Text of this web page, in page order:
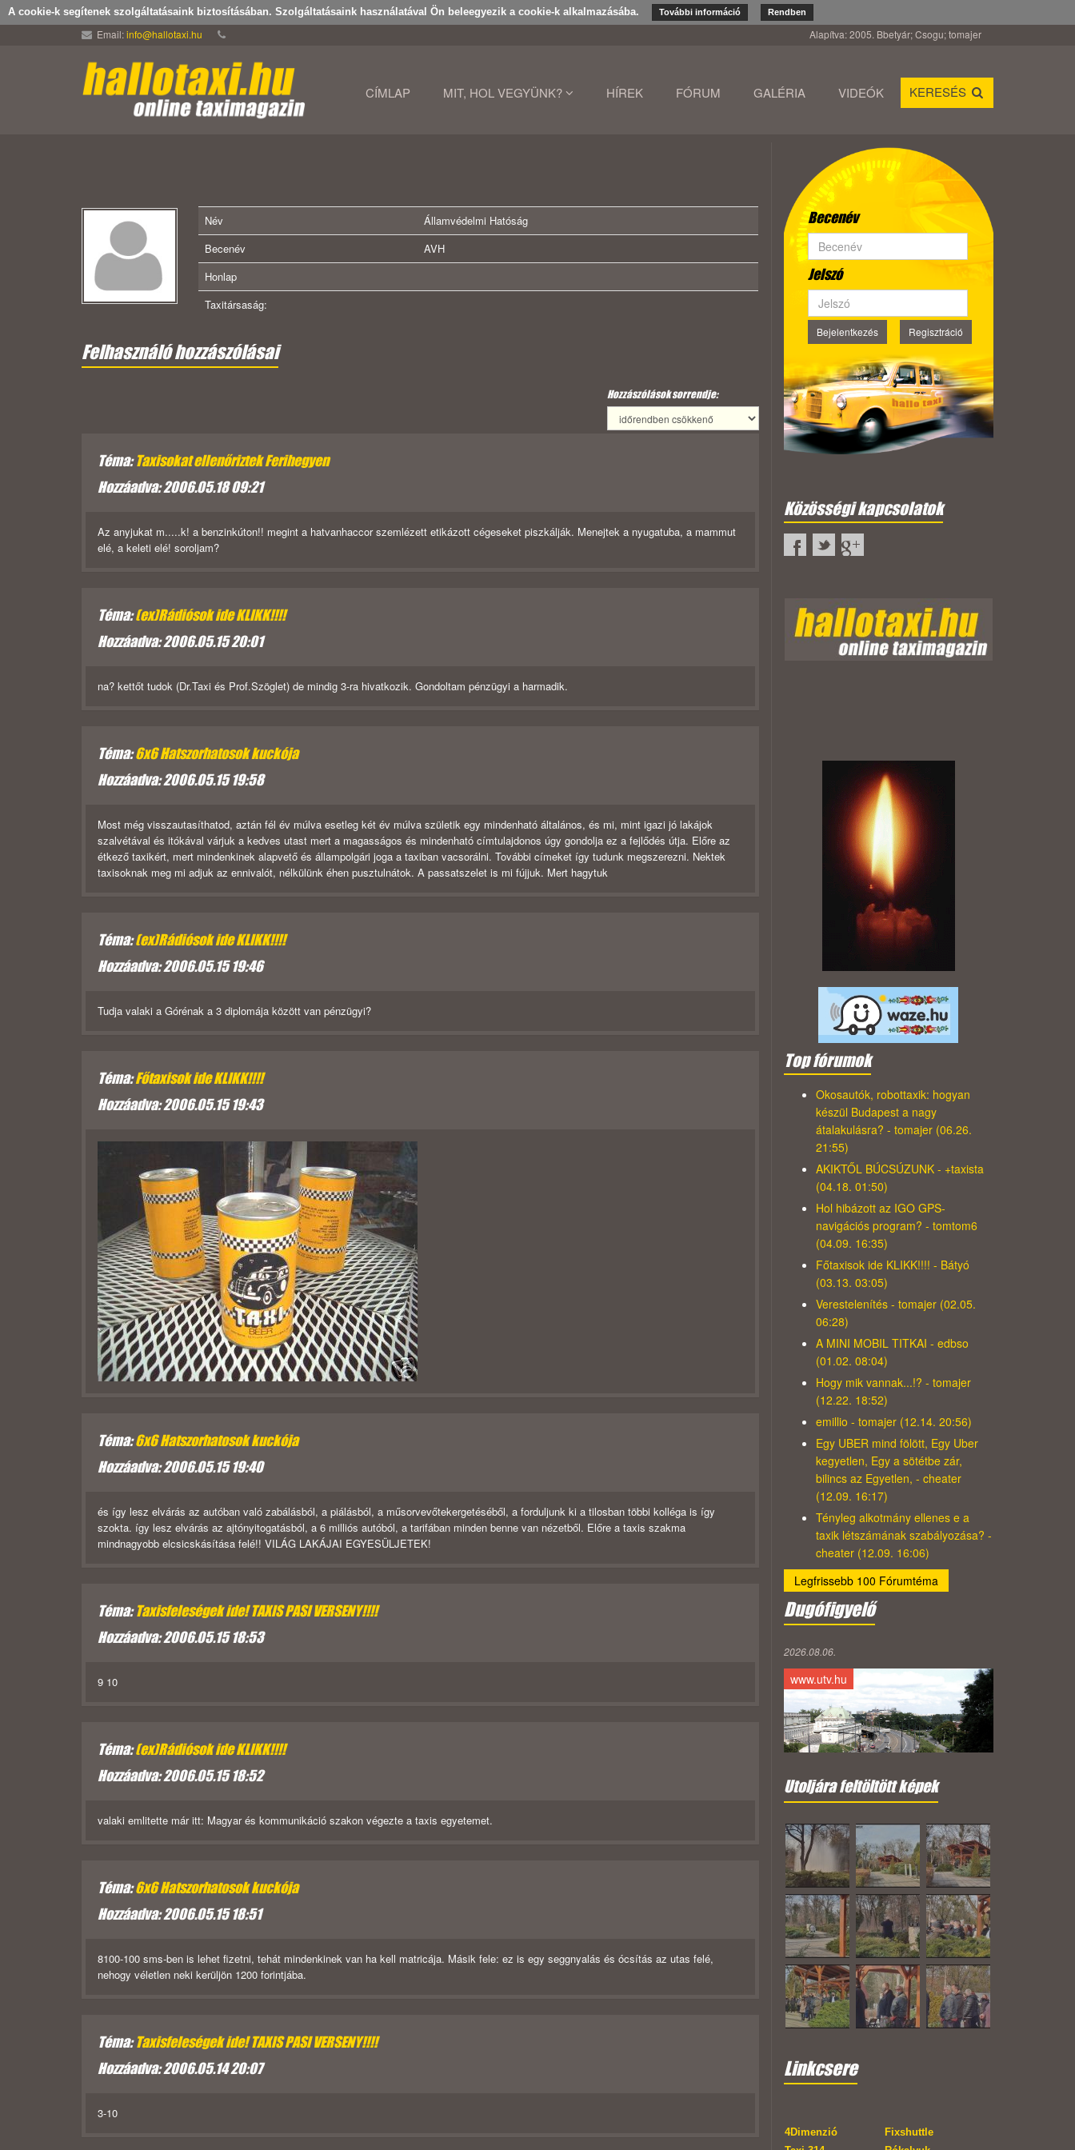
A cookie-k segítenek szolgáltatásaink biztosításában. Szolgáltatásaink használatával Ön beleegyezik a cookie-k alkalmazásába. További információ Rendben
Email:info@hallotaxi.hu Alapítva: 2005. Bbetyár; Csogu; tomajer
CÍMLAP MIT, HOL VEGYÜNK? HÍREK FÓRUM GALÉRIA VIDEÓK KERESÉS
Név
Államvédelmi Hatóság
Becenév
AVH
Honlap
Taxitársaság:
Felhasználó hozzászólásai
Hozzászólások sorrendje:
Téma:Taxisokat ellenőriztek Ferihegyen
Hozzáadva: 2006.05.18 09:21
Az anyjukat m.....k! a benzinkúton!! megint a hatvanhaccor szemlézett etikázott cégeseket piszkálják. Menejtek a nyugatuba, a mammut
elé, a keleti elé! soroljam?
Téma:(ex)Rádiósok ide KLIKK!!!!
Hozzáadva: 2006.05.15 20:01
na? kettőt tudok (Dr.Taxi és Prof.Szöglet) de mindig 3-ra hivatkozik. Gondoltam pénzügyi a harmadik.
Téma:6x6 Hatszorhatosok kuckója
Hozzáadva: 2006.05.15 19:58
Most még visszautasíthatod, aztán fél év múlva esetleg két év múlva születik egy mindenható általános, és mi, mint igazi jó lakájok
szalvétával és itókával várjuk a kedves utast mert a magasságos és mindenható címtulajdonos úgy gondolja ez a fejlődés útja. Előre az
étkező taxikért, mert mindenkinek alapvető és állampolgári joga a taxiban vacsorálni. További címeket így tudunk megszerezni. Nektek
taxisoknak meg mi adjuk az ennivalót, nélkülünk éhen pusztulnátok. A passatszelet is mi fújjuk. Mert hagytuk
Téma:(ex)Rádiósok ide KLIKK!!!!
Hozzáadva: 2006.05.15 19:46
Tudja valaki a Górénak a 3 diplomája között van pénzügyi?
Téma:Főtaxisok ide KLIKK!!!!
Hozzáadva: 2006.05.15 19:43
Téma:6x6 Hatszorhatosok kuckója
Hozzáadva: 2006.05.15 19:40
és így lesz elvárás az autóban való zabálásból, a piálásból, a műsorvevőtekergetéséből, a forduljunk ki a tilosban többi kolléga is így
szokta. így lesz elvárás az ajtónyitogatásból, a 6 milliós autóból, a tarifában minden benne van nézetből. Előre a taxis szakma
mindnagyobb elcsicskásítása felé!! VILÁG LAKÁJAI EGYESÜLJETEK!
Téma:Taxisfeleségek ide! TAXIS PASI VERSENY!!!!
Hozzáadva: 2006.05.15 18:53
9 10
Téma:(ex)Rádiósok ide KLIKK!!!!
Hozzáadva: 2006.05.15 18:52
valaki emlitette már itt: Magyar és kommunikáció szakon végezte a taxis egyetemet.
Téma:6x6 Hatszorhatosok kuckója
Hozzáadva: 2006.05.15 18:51
8100-100 sms-ben is lehet fizetni, tehát mindenkinek van ha kell matricája. Másik fele: ez is egy seggnyalás és ócsítás az utas felé,
nehogy véletlen neki kerüljön 1200 forintjába.
Téma:Taxisfeleségek ide! TAXIS PASI VERSENY!!!!
Hozzáadva: 2006.05.14 20:07
3-10
Becenév
Jelszó
Bejelentkezés Regisztráció
Közösségi kapcsolatok
Top fórumok
Okosautók, robottaxik: hogyan
készül Budapest a nagy
átalakulásra? - tomajer (06.26.
21:55)
AKIKTŐL BÚCSÚZUNK - +taxista
(04.18. 01:50)
Hol hibázott az IGO GPS-
navigációs program? - tomtom6
(04.09. 16:35)
Főtaxisok ide KLIKK!!!! - Bátyó
(03.13. 03:05)
Verestelenítés - tomajer (02.05.
06:28)
A MINI MOBIL TITKAI - edbso
(01.02. 08:04)
Hogy mik vannak...!? - tomajer
(12.22. 18:52)
emillio - tomajer (12.14. 20:56)
Egy UBER mind fölött, Egy Uber
kegyetlen, Egy a sötétbe zár,
bilincs az Egyetlen, - cheater
(12.09. 16:17)
Tényleg alkotmány ellenes e a
taxik létszámának szabályozása? -
cheater (12.09. 16:06)
Legfrissebb 100 Fórumtéma
Dugófigyelő
2026.08.06.
www.utv.hu
Utoljára feltöltött képek
Linkcsere
4Dimenzió
Fixshuttle